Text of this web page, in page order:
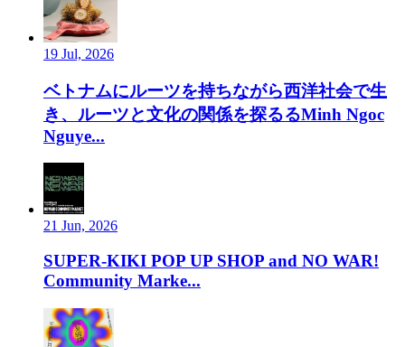
19 Jul, 2026
ベトナムにルーツを持ちながら西洋社会で生
き、ルーツと文化の関係を探るるMinh Ngoc
Nguye...
21 Jun, 2026
SUPER-KIKI POP UP SHOP and NO WAR!
Community Marke...